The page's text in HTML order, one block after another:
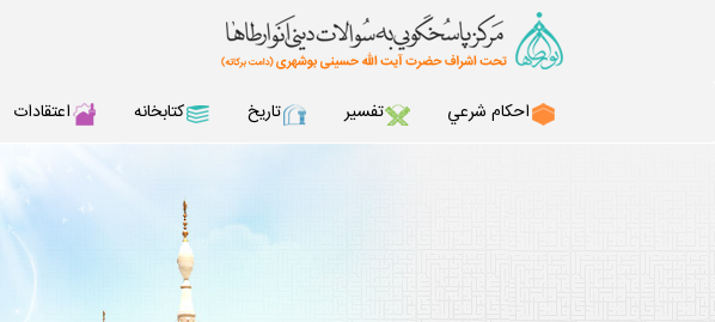
احكام شرعي تفسير تاريخ كتابخانه اعتقادات